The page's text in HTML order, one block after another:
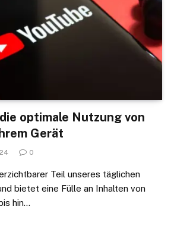
optimale Nutzung von
Gerät
0
Teil unseres täglichen
bietet eine Fülle an Inhalten von
hin…